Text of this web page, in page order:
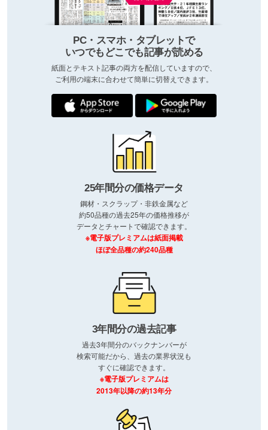
PC・スマホ・タブレットで
いつでもどこでも記事が読める
紙面とテキスト記事の両方を配信していますので、
ご利用の端末に合わせて簡単に切替えできます。
25年間分の価格データ
鋼材・スクラップ・非鉄金属など
約50品種の過去25年の価格推移が
データとチャートで確認できます。
※電子版プレミアムは紙面掲載
ほぼ全品種の約240品種
3年間分の過去記事
過去3年間分のバックナンバーが
検索可能だから、過去の業界状況も
すぐに確認できます。
※電子版プレミアムは
2013年以降の約13年分